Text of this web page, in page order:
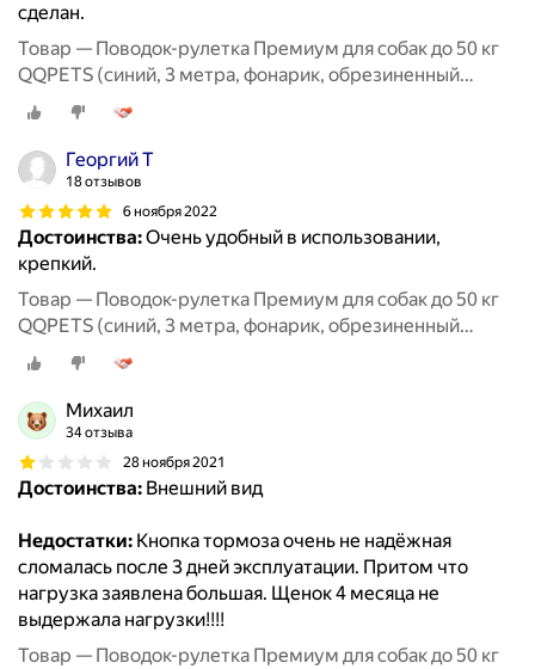
сделан.
Товар — Поводок-рулетка Премиум для собак до 50 кг
QQPETS (синий, 3 метра, фонарик, обрезиненный
корпус)
Георгий Т
18 отзывов
6 ноября 2022
Достоинства:Очень удобный в использовании,
крепкий.
Товар — Поводок-рулетка Премиум для собак до 50 кг
QQPETS (синий, 3 метра, фонарик, обрезиненный
корпус)
Михаил
34 отзыва
28 ноября 2021
Достоинства: Внешний вид
Недостатки: Кнопка тормоза очень не надёжная
сломалась после 3 дней эксплуатации. Притом что
нагрузка заявлена большая. Щенок 4 месяца не
выдержала нагрузки!!!!
Товар — Поводок-рулетка Премиум для собак до 50 кг